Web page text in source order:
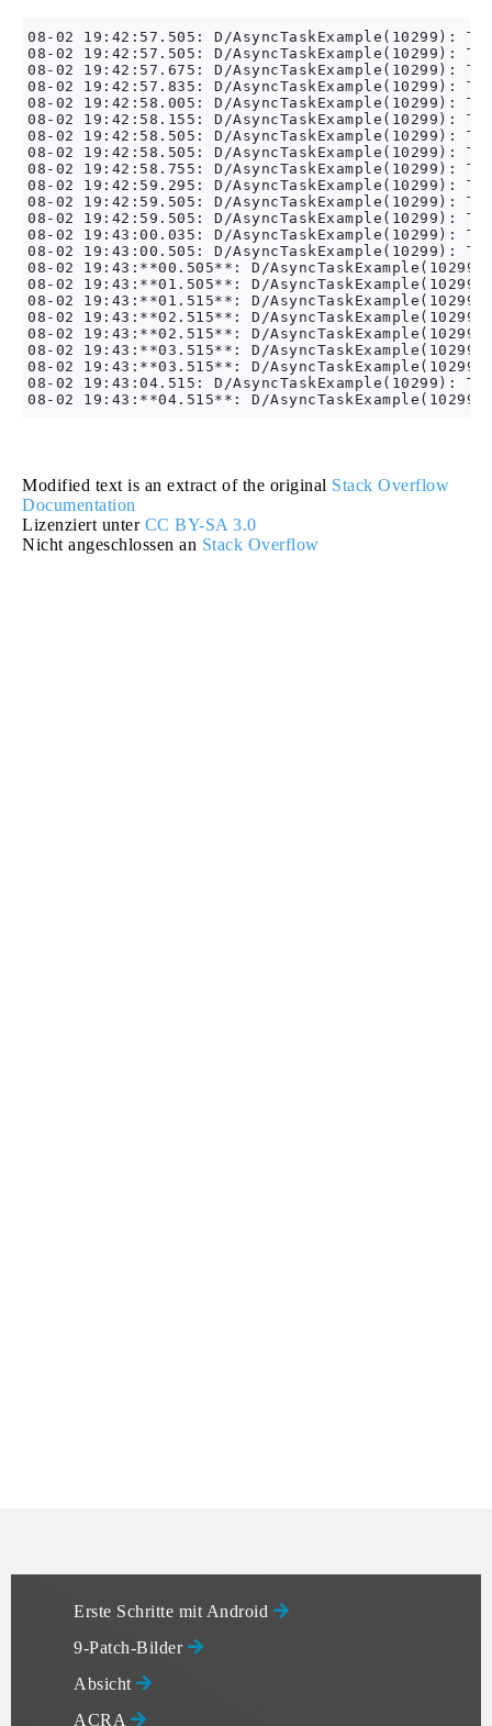
08-02 19:42:57.505: D/AsyncTaskExample(10299):
08-02 19:42:57.505: D/AsyncTaskExample(10299):
08-02 19:42:57.675: D/AsyncTaskExample(10299):
08-02 19:42:57.835: D/AsyncTaskExample(10299):
08-02 19:42:58.005: D/AsyncTaskExample(10299):
08-02 19:42:58.155: D/AsyncTaskExample(10299):
08-02 19:42:58.505: D/AsyncTaskExample(10299):
08-02 19:42:58.505: D/AsyncTaskExample(10299):
08-02 19:42:58.755: D/AsyncTaskExample(10299):
08-02 19:42:59.295: D/AsyncTaskExample(10299):
08-02 19:42:59.505: D/AsyncTaskExample(10299):
08-02 19:42:59.505: D/AsyncTaskExample(10299):
08-02 19:43:00.035: D/AsyncTaskExample(10299):
08-02 19:43:00.505: D/AsyncTaskExample(10299):
08-02 19:43:**00.505**: D/
08-02 19:43:**01.505**: D/
08-02 19:43:**01.515**: D/
08-02 19:43:**02.515**: D/
08-02 19:43:**02.515**: D/
08-02 19:43:**03.515**: D/
08-02 19:43:**03.515**: D/
08-02 19:43:04.515: D/AsyncTaskExample(10299):
Modified text is an extract of the original Stack Overflow
Documentation
Lizenziert unter CC BY-SA 3.0
Nicht angeschlossen an Stack Overflow
Erste Schritte mit Android
9-Patch-Bilder
Absicht
ACRA